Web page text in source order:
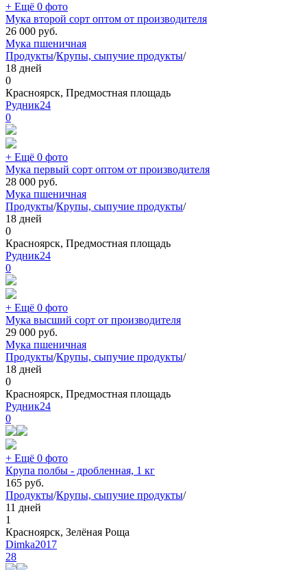
+ Ещё 0 фото
Мука второй сорт оптом от производителя
26 000 руб.
Мука пшеничная
Продукты/Крупы, сыпучие продукты/
18 дней
0
Красноярск, Предмостная площадь
Рудник24
0
+ Ещё 0 фото
Мука первый сорт оптом от производителя
28 000 руб.
Мука пшеничная
Продукты/Крупы, сыпучие продукты/
18 дней
0
Красноярск, Предмостная площадь
Рудник24
0
+ Ещё 0 фото
Мука высший сорт от производителя
29 000 руб.
Мука пшеничная
Продукты/Крупы, сыпучие продукты/
18 дней
0
Красноярск, Предмостная площадь
Рудник24
0
+ Ещё 0 фото
Крупа полбы - дробленная, 1 кг
165 руб.
Продукты/Крупы, сыпучие продукты/
11 дней
1
Красноярск, Зелёная Роща
Dimka2017
28